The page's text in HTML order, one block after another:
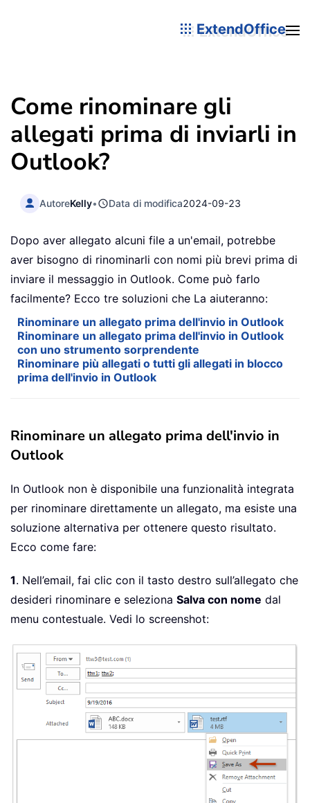
ExtendOffice
Come rinominare gli
allegati prima di inviarli in
Outlook?
AutoreKelly• Data di modifica2024-09-23
Dopo aver allegato alcuni file a un'email, potrebbe
aver bisogno di rinominarli con nomi più brevi prima di
inviare il messaggio in Outlook. Come può farlo
facilmente? Ecco tre soluzioni che La aiuteranno:
Rinominare un allegato prima dell'invio in Outlook
Rinominare un allegato prima dell'invio in Outlook
con uno strumento sorprendente
Rinominare più allegati o tutti gli allegati in blocco
prima dell'invio in Outlook
Rinominare un allegato prima dell'invio in
Outlook
In Outlook non è disponibile una funzionalità integrata
per rinominare direttamente un allegato, ma esiste una
soluzione alternativa per ottenere questo risultato.
Ecco come fare:
1. Nell’email, fai clic con il tasto destro sull’allegato che
desideri rinominare e seleziona Salva con nome dal
menu contestuale. Vedi lo screenshot: